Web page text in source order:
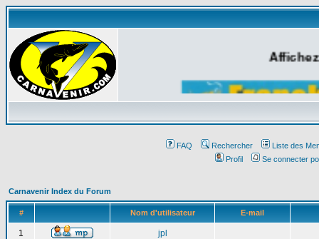
FAQ Rechercher
Liste des
Profil
Se connecter
Carnavenir Index du Forum
# Nom d'utilisateur E-mail
1 jpl